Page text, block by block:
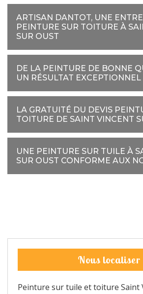
ARTISAN DANTOT, UNE
PEINTURE SUR TOITURE À
SUR OUST
DE LA PEINTURE DE BONNE
UN RÉSULTAT EXCEPTIONNEL
LA GRATUITÉ DU DEVIS
TOITURE DE SAINT VINCENT
UNE PEINTURE SUR TUILE À
SUR OUST CONFORME AUX
Nous localiser
Peinture sur tuile et toiture Saint